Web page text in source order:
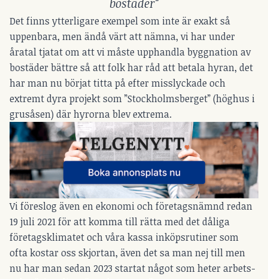
bostäder"
Det finns ytterligare exempel som inte är exakt så
uppenbara, men ändå värt att nämna, vi har under
åratal tjatat om att vi måste upphandla byggnation av
bostäder bättre så att folk har råd att betala hyran, det
har man nu börjat titta på efter misslyckade och
extremt dyra projekt som ”Stockholmsberget” (höghus i
grusåsen) där hyrorna blev extrema.
Vi föreslog även en ekonomi och företagsnämnd redan
19 juli 2021 för att komma till rätta med det dåliga
företagsklimatet och våra kassa inköpsrutiner som
ofta kostar oss skjortan, även det sa man nej till men
nu har man sedan 2023 startat något som heter arbets-